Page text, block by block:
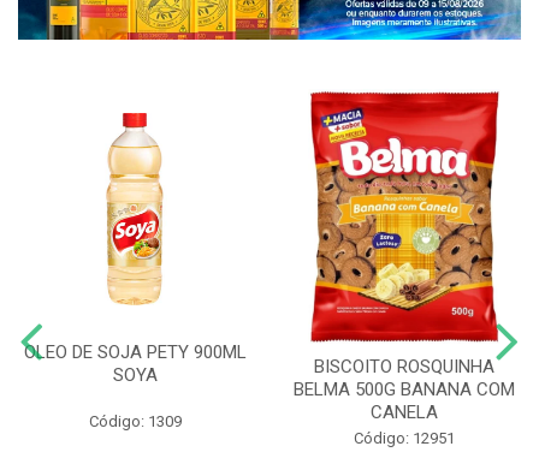
OLEO DE SOJA PETY 900ML
SOYA
Código: 1309
BISCOITO ROSQUINHA
BELMA 500G BANANA COM
CANELA
Código: 12951